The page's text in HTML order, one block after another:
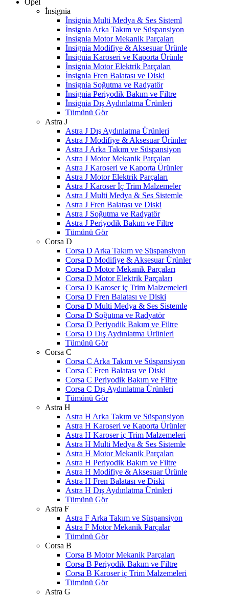
Opel
İnsignia
İnsignia Multi Medya & Ses Sisteml
İnsignia Arka Takım ve Süspansiyon
İnsignia Motor Mekanik Parçaları
İnsignia Modifiye & Aksesuar Ürünle
İnsignia Karoseri ve Kaporta Ürünle
İnsignia Motor Elektrik Parçaları
İnsignia Fren Balatası ve Diski
İnsignia Soğutma ve Radyatör
İnsignia Periyodik Bakım ve Filtre
İnsignia Dış Aydınlatma Ürünleri
Tümünü Gör
Astra J
Astra J Dış Aydınlatma Ürünleri
Astra J Modifiye & Aksesuar Ürünler
Astra J Arka Takım ve Süspansiyon
Astra J Motor Mekanik Parçaları
Astra J Karoseri ve Kaporta Ürünler
Astra J Motor Elektrik Parçaları
Astra J Karoser İç Trim Malzemeler
Astra J Multi Medya & Ses Sistemle
Astra J Fren Balatası ve Diski
Astra J Soğutma ve Radyatör
Astra J Periyodik Bakım ve Filtre
Tümünü Gör
Corsa D
Corsa D Arka Takım ve Süspansiyon
Corsa D Modifiye & Aksesuar Ürünler
Corsa D Motor Mekanik Parçaları
Corsa D Motor Elektrik Parçaları
Corsa D Karoser iç Trim Malzemeleri
Corsa D Fren Balatası ve Diski
Corsa D Multi Medya & Ses Sistemle
Corsa D Soğutma ve Radyatör
Corsa D Periyodik Bakım ve Filtre
Corsa D Dış Aydınlatma Ürünleri
Tümünü Gör
Corsa C
Corsa C Arka Takım ve Süspansiyon
Corsa C Fren Balatası ve Diski
Corsa C Periyodik Bakım ve Filtre
Corsa C Dış Aydınlatma Ürünleri
Tümünü Gör
Astra H
Astra H Arka Takım ve Süspansiyon
Astra H Karoseri ve Kaporta Ürünler
Astra H Karoser iç Trim Malzemeleri
Astra H Multi Medya & Ses Sistemle
Astra H Motor Mekanik Parçaları
Astra H Periyodik Bakım ve Filtre
Astra H Modifiye & Aksesuar Ürünle
Astra H Fren Balatası ve Diski
Astra H Dış Aydınlatma Ürünleri
Tümünü Gör
Astra F
Astra F Arka Takım ve Süspansiyon
Astra F Motor Mekanik Parçalar
Tümünü Gör
Corsa B
Corsa B Motor Mekanik Parçaları
Corsa B Periyodik Bakım ve Filtre
Corsa B Karoser iç Trim Malzemeleri
Tümünü Gör
Astra G